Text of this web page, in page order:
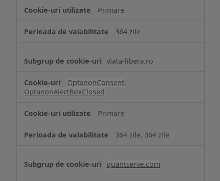
necesare
Primare
364 zile
viata-libera.ro
OptanonConsent,
OptanonAlertBoxClosed
Primare
364 zile, 364 zile
quantserve.com